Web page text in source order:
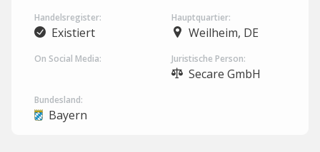
Handelsregister:
Existiert
Hauptquartier:
Weilheim, DE
On Social Media: Juristische Person:
Secare GmbH
Bundesland:
Bayern